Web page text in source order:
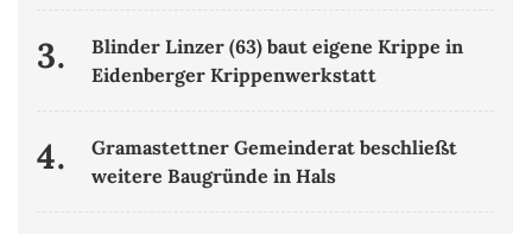
3.
Blinder Linzer (63) baut eigene Krippe in
Eidenberger Krippenwerkstatt
4.
Gramastettner Gemeinderat beschließt
weitere Baugründe in Hals